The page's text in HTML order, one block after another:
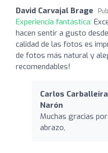
David Carvajal Brage
Experiencia fantástica:
hacen sentir a gusto
calidad de las fotos es
de fotos más natural y
recomendables!
Carlos
Narón
Muchas gracias
abrazo,